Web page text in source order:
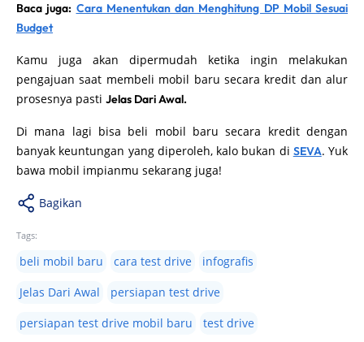
Baca juga: Cara Menentukan dan Menghitung DP Mobil Sesuai
Budget
Kamu juga akan dipermudah ketika ingin melakukan
pengajuan saat membeli mobil baru secara kredit dan alur
prosesnya pasti Jelas Dari Awal.
Di mana lagi bisa beli mobil baru secara kredit dengan
banyak keuntungan yang diperoleh, kalo bukan di SEVA. Yuk
bawa mobil impianmu sekarang juga!
Bagikan
Tags:
beli mobil baru cara test drive
infografis
Jelas Dari Awal
persiapan test drive
persiapan test drive mobil baru
test drive